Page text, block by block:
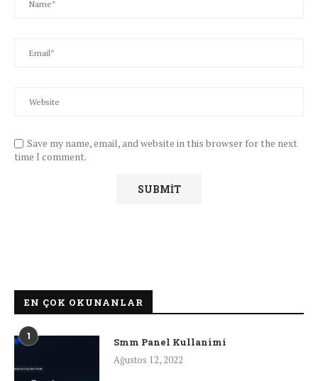
Save my name, email, and website in this browser for the next
time I comment.
EN ÇOK OKUNANLAR
1
Smm Panel Kullanimi
Ağustos 12, 2022